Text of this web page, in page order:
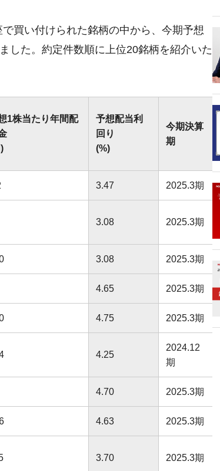
買い付けられた銘柄の中から、今期予想
した。約定件数順に上位20銘柄を紹介いた
1株当たり年間配
予想配当利
回り
(%)
今期決算
期
3.47 2025.3期
3.08 2025.3期
3.08 2025.3期
4.65 2025.3期
4.75 2025.3期
4.25
2024.12
期
4.70 2025.3期
4.63 2025.3期
3.70 2025.3期